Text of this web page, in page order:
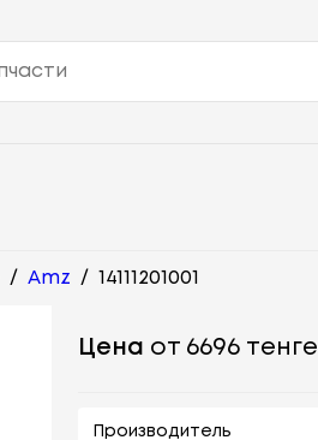
/ Amz / 14111201001
Цена от 6696 тенге
Производитель